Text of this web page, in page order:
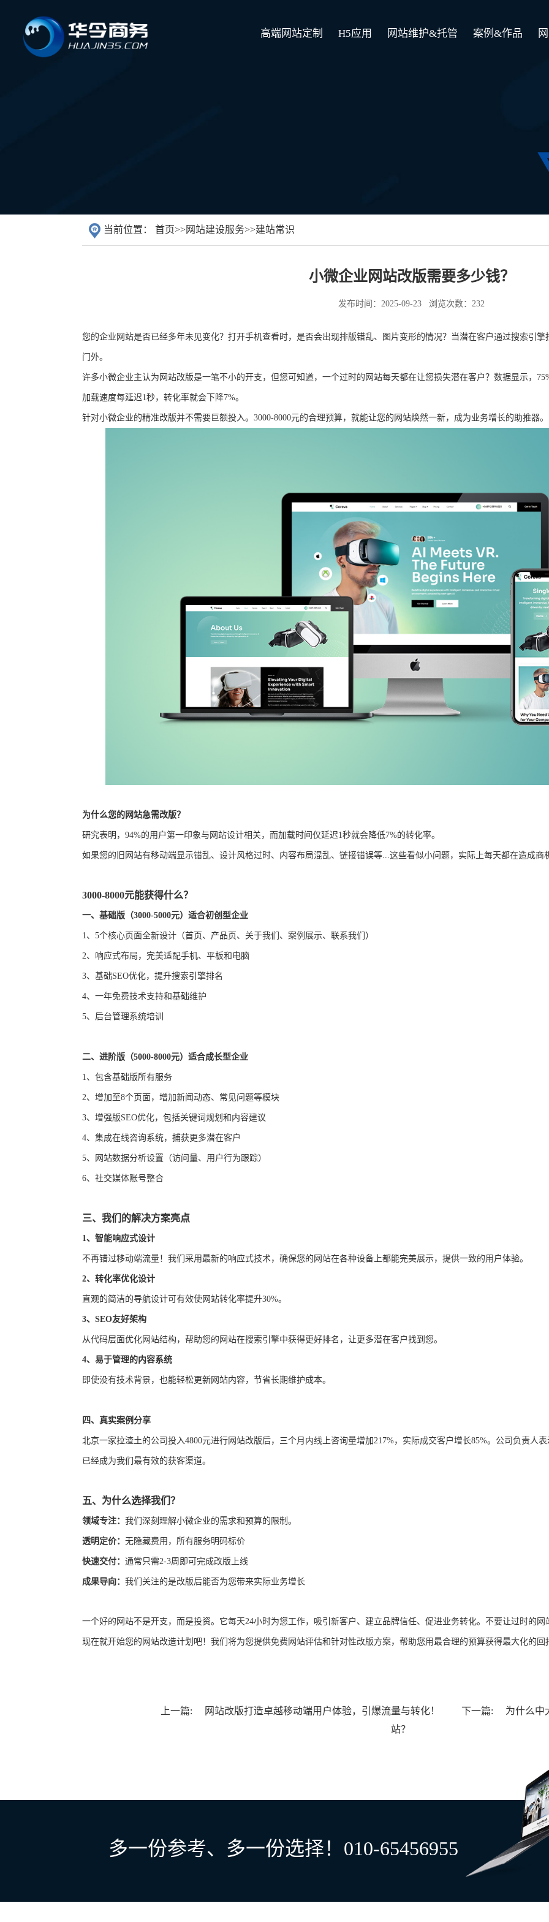
高端网站定制 H5应用 网站维护&托管 案例&作品
当前位置：首页>>网站建设服务>>建站常识
小微企业网站改版需要多少钱？
发布时间：2025-09-23 浏览次数：232
您的企业网站是否已经多年未见变化？打开手机查看时，是否会出现排版错乱、图片变形的情况？当潜在客户通过搜索引
门外。
许多小微企业主认为网站改版是一笔不小的开支，但您可知道，一个过时的网站每天都在让您损失潜在客户？数据显示，
加载速度每延迟1秒，转化率就会下降7%。
针对小微企业的精准改版并不需要巨额投入。3000-8000元的合理预算，就能让您的网站焕然一新，成为业务增长的助推器。
为什么您的网站急需改版？
研究表明，94%的用户第一印象与网站设计相关，而加载时间仅延迟1秒就会降低7%的转化率。
如果您的旧网站有移动端显示错乱、设计风格过时、内容布局混乱、链接错误等...这些看似小问题，实际上每天都在造成商
3000-8000元能获得什么？
一、基础版（3000-5000元）适合初创型企业
1、5个核心页面全新设计（首页、产品页、关于我们、案例展示、联系我们）
2、 响应式布局，完美适配手机、平板和电脑
3、基础SEO优化，提升搜索引擎排名
4、一年免费技术支持和基础维护
5、 后台管理系统培训
二、进阶版（5000-8000元）适合成长型企业
1、包含基础版所有服务
2、增加至8个页面，增加新闻动态、常见问题等模块
3、增强版SEO优化，包括关键词规划和内容建议
4、集成在线咨询系统，捕获更多潜在客户
5、 网站数据分析设置（访问量、用户行为跟踪）
6、社交媒体账号整合
三、我们的解决方案亮点
1、智能响应式设计
不再错过移动端流量！我们采用最新的响应式技术，确保您的网站在各种设备上都能完美展示，提供一致的用户体验。
2、转化率优化设计
直观的简洁的导航设计可有效使网站转化率提升30%。
3、SEO友好架构
从代码层面优化网站结构，帮助您的网站在搜索引擎中获得更好排名，让更多潜在客户找到您。
4、易于管理的内容系统
即使没有技术背景，也能轻松更新网站内容，节省长期维护成本。
四、真实案例分享
北京一家拉渣土的公司投入4800元进行网站改版后，三个月内线上咨询量增加217%，实际成交客户增长85%。公司负责人
已经成为我们最有效的获客渠道。
五、 为什么选择我们？
领域专注：我们深刻理解小微企业的需求和预算的 限制。
透明定价：无隐藏费用，所有服务明码标价
快速交付：通常只需2-3周即可完成改版上线
成果导向：我们关注的是改版后能否为您带来实际业务增长
一个好的网站不是开支，而是投资。它每天24小时为您工作，吸引新客户、建立品牌信任、促进业务转化。不要让过时的网
现在就开始您的网站改造计划吧！我们将为您提供免费网站评估和针对性改版方案，帮助您用最合理的预算获得最大化的回
上一篇: 网站改版打造卓越移动端用户体验，引爆流量与转化！ 下一篇:
为什么中
站？
多一份参考、多一份选择！010-65456955